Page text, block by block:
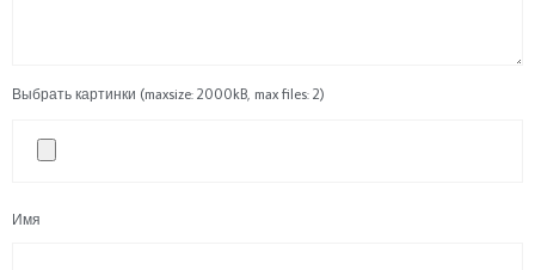
Выбрать картинки (maxsize: 2000kB, max files: 2)
Имя